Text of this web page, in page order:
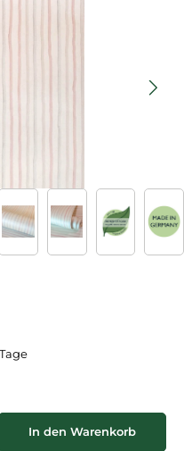
ein oder benutze die
In den Warenkorb